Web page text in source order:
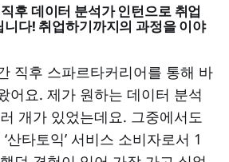
후 데이터 분석가 인턴으로 취업
다! 취업하기까지의 과정을 이야
직후 스파르타커리어를 통해 바
어요. 제가 원하는 데이터 분석
개가 있었는데요. 그중에서도
산타토익’ 서비스 소비자로서 1